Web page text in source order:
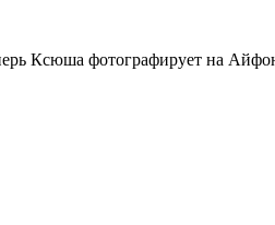
Ксюша фотографирует на